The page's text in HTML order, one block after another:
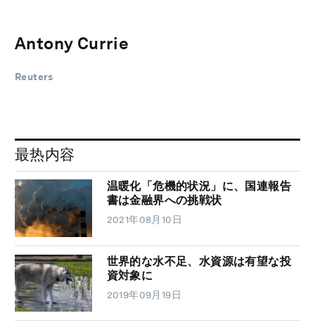
Antony Currie
Reuters
最热内容
温暖化「危機的状況」に、国連報告
書は金融界への挑戦状
2021年08月10日
世界的な水不足、水資源は有望な投
資対象に
2019年09月19日